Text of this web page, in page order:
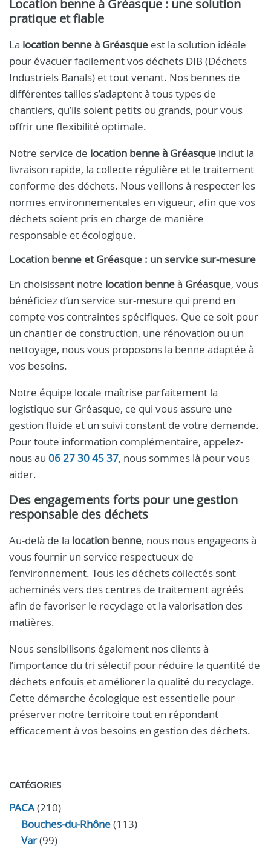
Location benne à Gréasque : une solution
pratique et fiable
La location benne à Gréasque est la solution idéale
pour évacuer facilement vos déchets DIB (Déchets
Industriels Banals) et tout venant. Nos bennes de
différentes tailles s’adaptent à tous types de
chantiers, qu’ils soient petits ou grands, pour vous
offrir une flexibilité optimale.
Notre service de location benne à Gréasque inclut la
livraison rapide, la collecte régulière et le traitement
conforme des déchets. Nous veillons à respecter les
normes environnementales en vigueur, afin que vos
déchets soient pris en charge de manière
responsable et écologique.
Location benne et Gréasque : un service sur-mesure
En choisissant notre location benneà Gréasque, vous
bénéficiez d’un service sur-mesure qui prend en
compte vos contraintes spécifiques. Que ce soit pour
un chantier de construction, une rénovation ou un
nettoyage, nous vous proposons la benne adaptée à
vos besoins.
Notre équipe locale maîtrise parfaitement la
logistique sur Gréasque, ce qui vous assure une
gestion fluide et un suivi constant de votre demande.
Pour toute information complémentaire, appelez-
nous au 06 27 30 45 37, nous sommes là pour vous
aider.
Des engagements forts pour une gestion
responsable des déchets
Au-delà de la location benne, nous nous engageons à
vous fournir un service respectueux de
l’environnement. Tous les déchets collectés sont
acheminés vers des centres de traitement agréés
afin de favoriser le recyclage et la valorisation des
matières.
Nous sensibilisons également nos clients à
l’importance du tri sélectif pour réduire la quantité de
déchets enfouis et améliorer la qualité du recyclage.
Cette démarche écologique est essentielle pour
préserver notre territoire tout en répondant
efficacement à vos besoins en gestion des déchets.
CATÉGORIES
PACA(210)
Bouches-du-Rhône(113)
Var(99)